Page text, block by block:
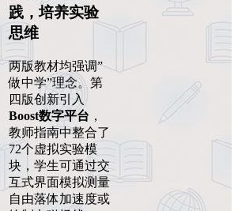
践，培养实验
思维
两版教材均强调”
做中学”理念。第
四版创新引入
Boost数字平台 ，
教师指南中整合了
72个虚拟实验模
块，学生可通过交
互式界面模拟测量
自由落体加速度或